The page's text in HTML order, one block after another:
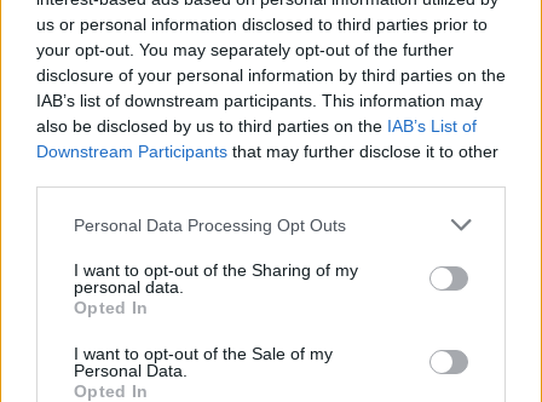
us or personal information disclosed to third parties prior to
your opt-out. You may separately opt-out of the further
disclosure of your personal information by third parties on the
IAB’s list of downstream participants. This information may
also be disclosed by us to third parties on the IAB’s List of
Downstream Participants that may further disclose it to other
Personal Data Processing Opt Outs
I want to opt-out of the Sharing of my
personal data.
Opted In
I want to opt-out of the Sale of my
Personal Data.
Opted In
TheCars.gr|19/02/2026 18:00
Δοκιμάζουμε το οικογενειακό
ηλεκτρικό Omoda 5